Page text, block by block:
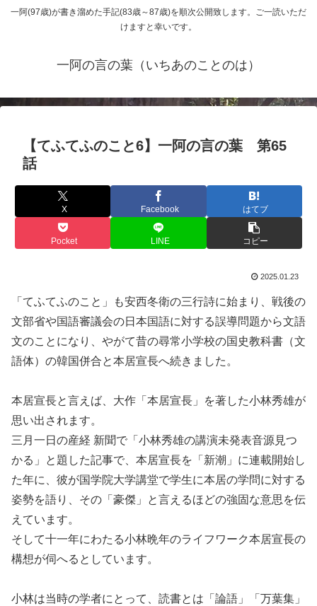
一阿(97歳)が書き溜めた手記(83歳～87歳)を順次公開致します。ご一読いただ
けますと幸いです。
一阿の言の葉（いちあのことのは）
【てふてふのこと6】一阿の言の葉 第65
話
X Facebook はてブ
Pocket LINE コピー
2025.01.23
「てふてふのこと」も安西冬衛の三行詩に始まり、戦後の
文部省や国語審議会の日本国語に対する誤導問題から文語
文のことになり、やがて昔の尋常小学校の国史教科書（文
語体）の韓国併合と本居宣長へ続きました。
本居宣長と言えば、大作「本居宣長」を著した小林秀雄が
思い出されます。
三月一日の産経 新聞で「小林秀雄の講演未発表音源見つ
かる」と題した記事で、本居宣長を「新潮」に連載開始し
た年に、彼が国学院大学講堂で学生に本居の学問に対する
姿勢を語り、その「豪傑」と言えるほどの強固な意思を伝
えています。
そして十一年にわたる小林晩年のライフワーク本居宣長の
構想が伺へるとしています。
小林は当時の学者にとって、読書とは「論語」「万葉集」